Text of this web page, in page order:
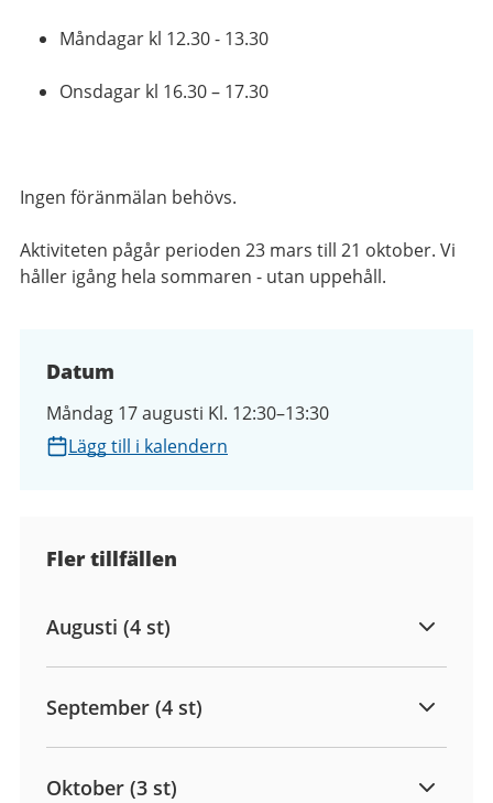
Måndagar kl 12.30 - 13.30
Onsdagar kl 16.30 – 17.30
Ingen föränmälan behövs.
Aktiviteten pågår perioden 23 mars till 21 oktober. Vi
håller igång hela sommaren - utan uppehåll.
Datum
Måndag 17 augusti Kl. 12:30–13:30
Lägg till i kalendern
Fler tillfällen
Augusti (4 st)
September (4 st)
Oktober (3 st)